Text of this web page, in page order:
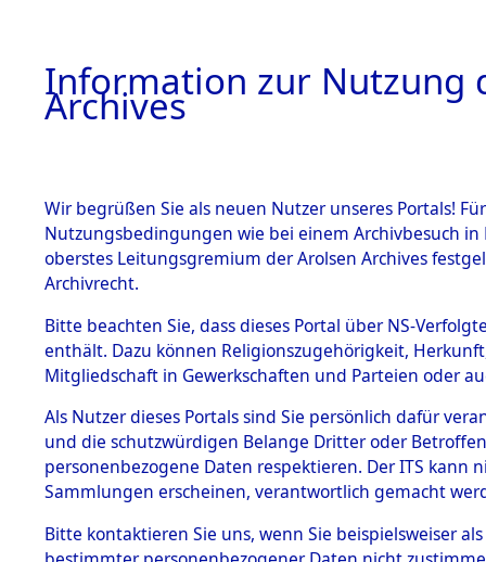
BESTÄNDE
1.
mente
5. Verschiedenes
5.3
Todesmärsche
5.3.1 Alliierte
Erhebungen
von
Toter aus
Ort ihrer
Information zur Nutzung
Archives
Wir begrüßen Sie als neuen Nutzer unseres Portals!
Nutzungsbedingungen wie bei einem Archivbesuch
oberstes Leitungsgremium der Arolsen Archives
Archivrecht.
Bitte beachten Sie, dass dieses Portal über NS-
enthält. Dazu können Religionszugehörigkeit,
Mitgliedschaft in Gewerkschaften und Parteien oder
Als Nutzer dieses Portals sind Sie persönlich dafür
und die schutzwürdigen Belange Dritter oder
personenbezogene Daten respektieren. Der ITS
Sammlungen erscheinen, verantwortlich gemacht
Bitte kontaktieren Sie uns, wenn Sie beispielsweiser